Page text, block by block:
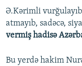
Ə.Kərimli
atmayıb, sadəcə,
vermiş hadisə
Bu yerdə hakim